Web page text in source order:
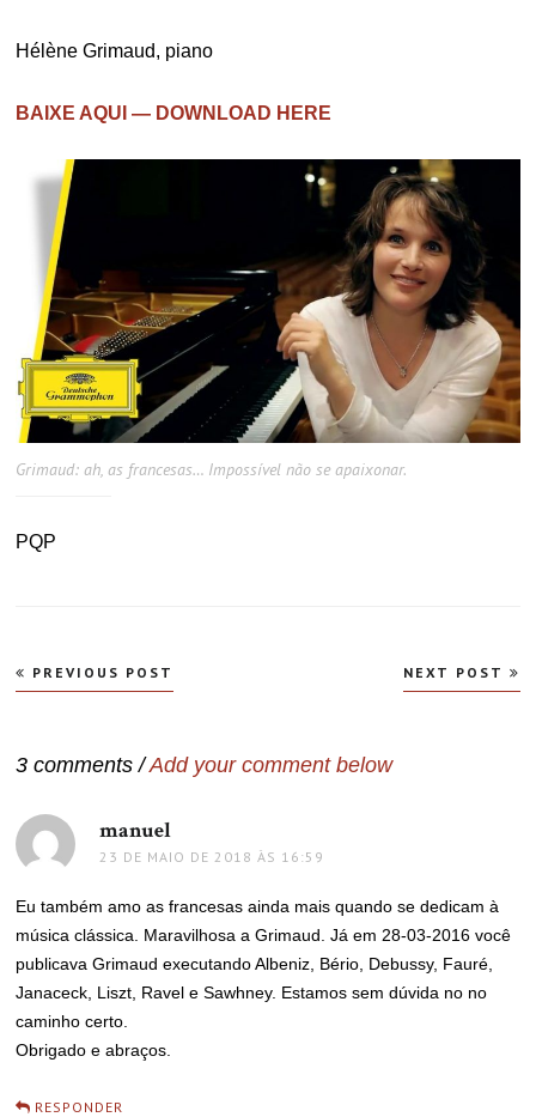
Hélène Grimaud, piano
BAIXE AQUI — DOWNLOAD HERE
Grimaud: ah, as francesas… Impossível não se apaixonar.
PQP
Navegação
de
PREVIOUS POST NEXT POST
3 comments /Add your comment below
manuel
23 DE MAIO DE 2018 ÀS 16:59
Eu também amo as francesas ainda mais quando se dedicam à
música clássica. Maravilhosa a Grimaud. Já em 28-03-2016 você
publicava Grimaud executando Albeniz, Bério, Debussy, Fauré,
Janaceck, Liszt, Ravel e Sawhney. Estamos sem dúvida no no
caminho certo.
Obrigado e abraços.
RESPONDER